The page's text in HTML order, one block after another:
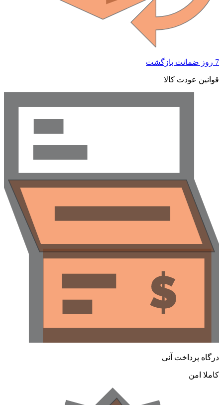
7 روز ضمانت بازگشت
قوانین عودت کالا
درگاه پرداخت آنی
کاملا امن